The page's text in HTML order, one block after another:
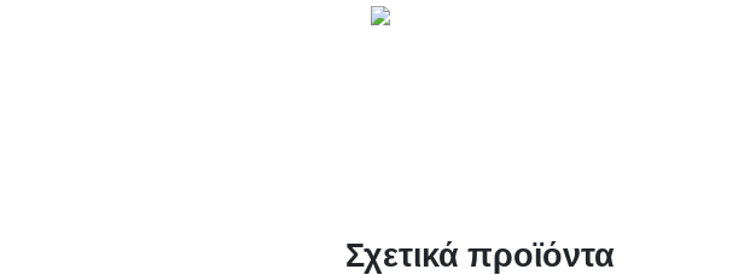
Σχετικά προϊόντα